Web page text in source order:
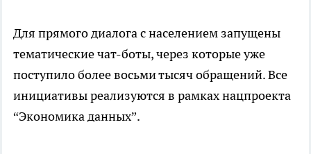
Для прямого диалога с населением запущены
тематические чат-боты, через которые уже
поступило более восьми тысяч обращений. Все
инициативы реализуются в рамках нацпроекта
“Экономика данных”.